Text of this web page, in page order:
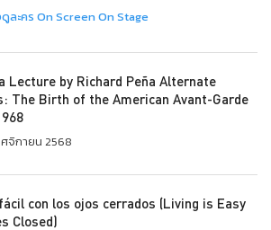
ละคร On Screen On Stage
Lecture by Richard Peña Alternate
The Birth of the American Avant-Garde
จิกายน 2568
con los ojos cerrados (Living is Easy
Closed)